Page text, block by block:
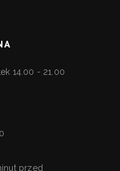
14.00 - 21.00
przed